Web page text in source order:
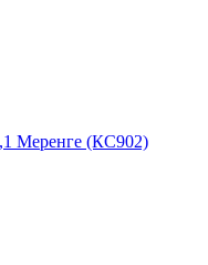
Меренге (КС902)